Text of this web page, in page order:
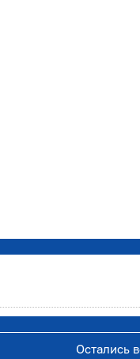
Остались